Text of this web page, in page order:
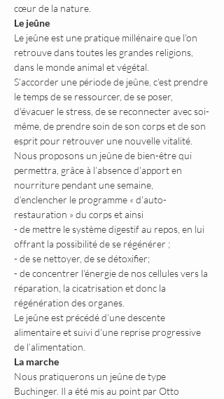
cœur de la nature.
Le jeûne
Le jeûne est une pratique millénaire que l’on
retrouve dans toutes les grandes religions,
dans le monde animal et végétal.
S’accorder une période de jeûne, c’est prendre
le temps de se ressourcer, de se poser,
d'évacuer le stress, de se reconnecter avec soi-
même, de prendre soin de son corps et de son
esprit pour retrouver une nouvelle vitalité.
Nous proposons un jeûne de bien-être qui
permettra, grâce à l’absence d’apport en
nourriture pendant une semaine,
d’enclencher le programme « d’auto-
restauration » du corps et ainsi
- de mettre le système digestif au repos, en lui
offrant la possibilité de se régénérer ;
- de se nettoyer, de se détoxifier;
- de concentrer l’énergie de nos cellules vers la
réparation, la cicatrisation et donc la
régénération des organes.
Le jeûne est précédé d’une descente
alimentaire et suivi d’une reprise progressive
de l’alimentation.
La marche
Nous pratiquerons un jeûne de type
Buchinger. Il a été mis au point par Otto